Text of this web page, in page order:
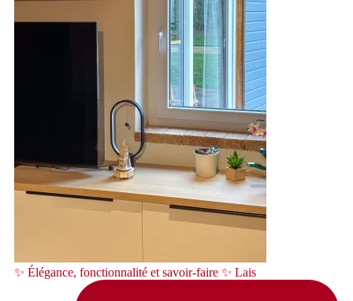
✨ Élégance, fonctionnalité et savoir-faire ✨ Lais